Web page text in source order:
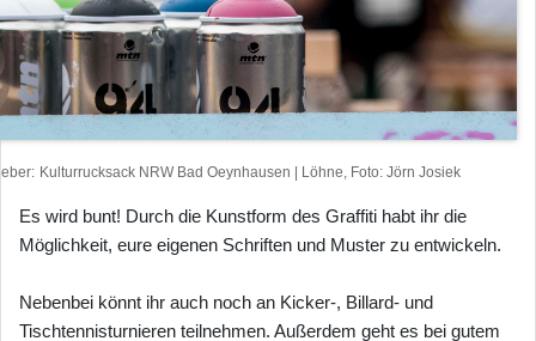
Kulturrucksack NRW Bad Oeynhausen | Löhne, Foto: Jörn Josiek
Es wird bunt! Durch die Kunstform des Graffiti habt ihr die
Möglichkeit, eure eigenen Schriften und Muster zu entwickeln.
Nebenbei könnt ihr auch noch an Kicker-, Billard- und
Tischtennisturnieren teilnehmen. Außerdem geht es bei gutem